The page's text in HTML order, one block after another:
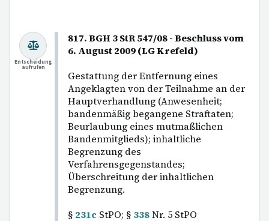
817. BGH 3 StR 547/08 - Beschluss vom
6. August 2009 (LG Krefeld)
Gestattung der Entfernung eines
Angeklagten von der Teilnahme an der
Hauptverhandlung (Anwesenheit;
bandenmäßig begangene Straftaten;
Beurlaubung eines mutmaßlichen
Bandenmitglieds); inhaltliche
Begrenzung des
Verfahrensgegenstandes;
Überschreitung der inhaltlichen
Begrenzung.
§ 231c StPO; § 338Nr. 5 StPO
Entscheidung
aufrufen